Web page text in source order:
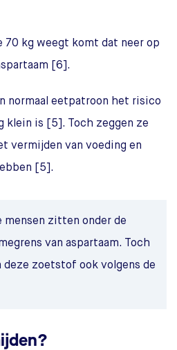
70 kg weegt komt dat neer op
[6].
normaal eetpatroon het risico
klein is [5]. Toch zeggen ze
vermijden van voeding en
[5].
mensen zitten onder de
van aspartaam. Toch
deze zoetstof ook volgens de